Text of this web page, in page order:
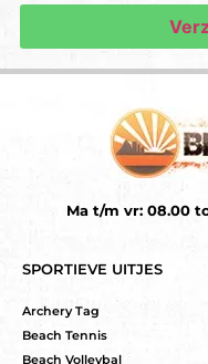
Ma t/m vr: 08.00
SPORTIEVE UITJES
Archery Tag
Beach Tennis
Beach Volleybal